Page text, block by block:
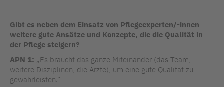
Gibt es neben dem Einsatz von Pflegeexperten/-innen
weitere gute Ansätze und Konzepte, die die Qualität in
der Pflege steigern?
APN 1: „Es braucht das ganze Miteinander (das Team,
weitere Disziplinen, die Ärzte), um eine gute Qualität zu
gewährleisten.“